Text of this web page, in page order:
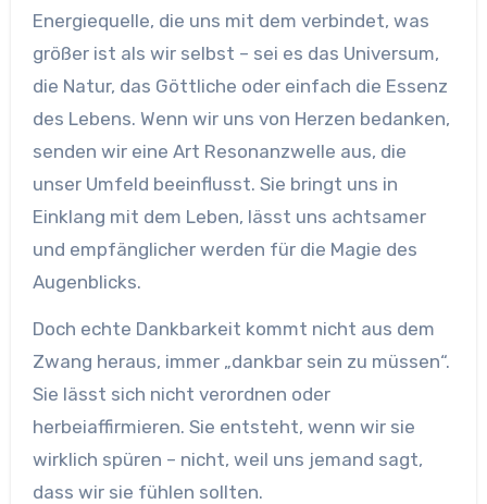
Energiequelle, die uns mit dem verbindet, was
größer ist als wir selbst – sei es das Universum,
die Natur, das Göttliche oder einfach die Essenz
des Lebens. Wenn wir uns von Herzen bedanken,
senden wir eine Art Resonanzwelle aus, die
unser Umfeld beeinflusst. Sie bringt uns in
Einklang mit dem Leben, lässt uns achtsamer
und empfänglicher werden für die Magie des
Augenblicks.
Doch echte Dankbarkeit kommt nicht aus dem
Zwang heraus, immer „dankbar sein zu müssen“.
Sie lässt sich nicht verordnen oder
herbeiaffirmieren. Sie entsteht, wenn wir sie
wirklich spüren – nicht, weil uns jemand sagt,
dass wir sie fühlen sollten.